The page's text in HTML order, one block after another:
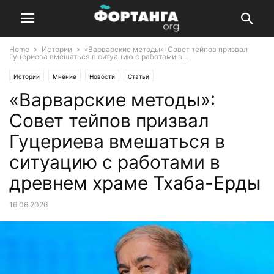
Home Истории
«Варварские методы»: Совет тейпов призвал
Гуцериева вмешаться в ситуацию с работами в...
Истории Мнение Новости Статьи
«Варварские методы»:
Совет тейпов призвал
Гуцериева вмешаться в
ситуацию с работами в
древнем храме Тхаба-Ерды
16.06.2026